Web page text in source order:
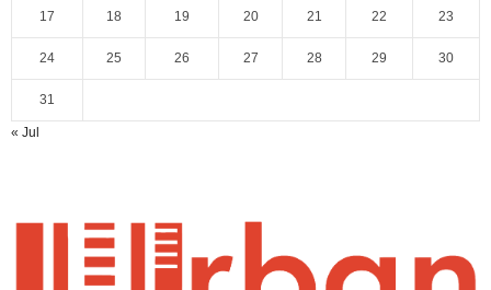
17 18 19 20 21 22 23
24 25 26 27 28 29 30
31
« Jul